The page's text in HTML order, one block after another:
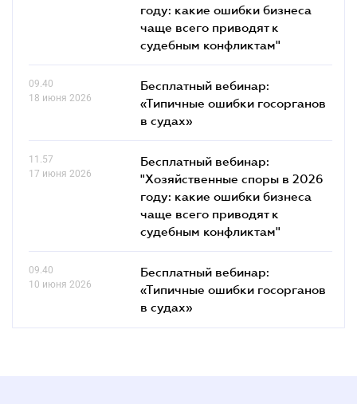
году: какие ошибки бизнеса
чаще всего приводят к
судебным конфликтам"
09.40
18 июня 2026
Бесплатный вебинар:
«Типичные ошибки госорганов
в судах»
11.57
17 июня 2026
Бесплатный вебинар:
"Хозяйственные споры в 2026
году: какие ошибки бизнеса
чаще всего приводят к
судебным конфликтам"
09.40
10 июня 2026
Бесплатный вебинар:
«Типичные ошибки госорганов
в судах»